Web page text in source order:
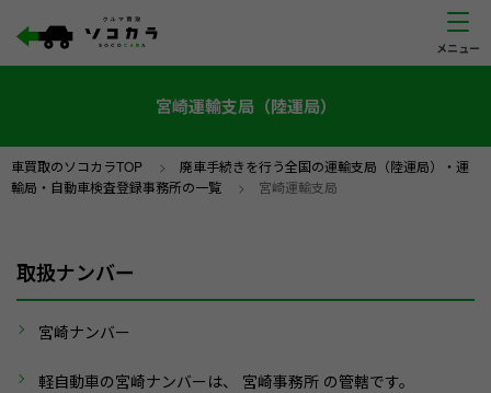
宮崎運輸支局（陸運局）
車買取のソコカラTOP > 廃車手続きを行う全国の運輸支局（陸運局）・運
輸局・自動車検査登録事務所の一覧 > 宮崎運輸支局
取扱ナンバー
宮崎ナンバー
軽自動車の宮崎ナンバーは、 宮崎事務所 の管轄です。